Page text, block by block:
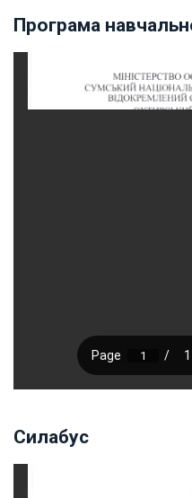
Програма
Силабус